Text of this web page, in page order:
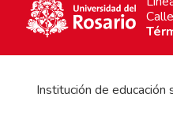
Institución de